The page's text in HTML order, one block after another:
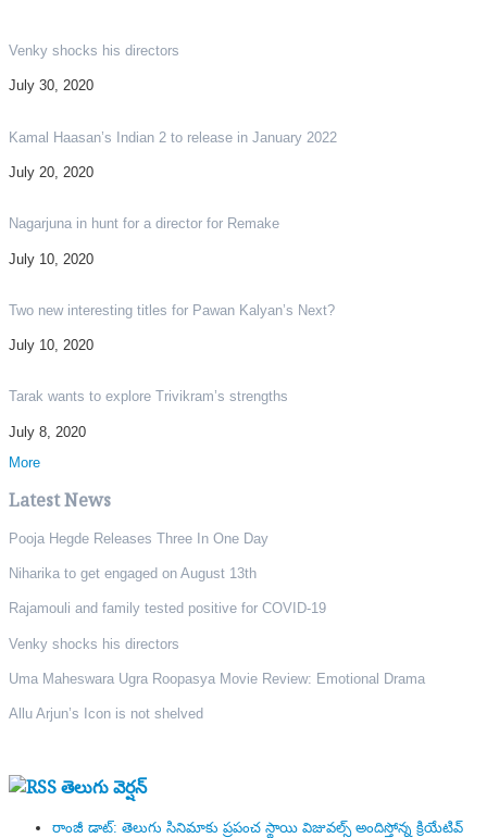
Venky shocks his directors
July 30, 2020
Kamal Haasan’s Indian 2 to release in January 2022
July 20, 2020
Nagarjuna in hunt for a director for Remake
July 10, 2020
Two new interesting titles for Pawan Kalyan’s Next?
July 10, 2020
Tarak wants to explore Trivikram’s strengths
July 8, 2020
More
Latest News
Pooja Hegde Releases Three In One Day
Niharika to get engaged on August 13th
Rajamouli and family tested positive for COVID-19
Venky shocks his directors
Uma Maheswara Ugra Roopasya Movie Review: Emotional Drama
Allu Arjun’s Icon is not shelved
తెలుగు వెర్షన్
రాంజీ డాట్: తెలుగు సినిమాకు ప్రపంచ స్థాయి విజువల్స్ అందిస్తోన్న క్రియేటివ్